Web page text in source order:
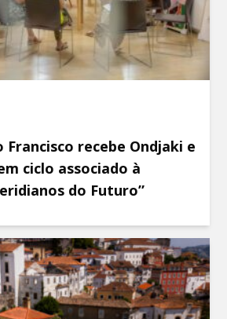
Francisco recebe Ondjaki e
ciclo associado à
do Futuro”